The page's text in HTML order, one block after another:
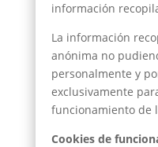
información
La información
anónima no
personalmente y
exclusivamente
funcionamiento de
Cookies de